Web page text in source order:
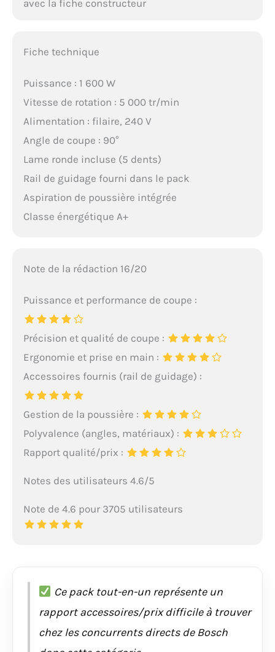
avec la fiche constructeur
Fiche technique
Puissance : 1 600 W
Vitesse de rotation : 5 000 tr/min
Alimentation : filaire, 240 V
Angle de coupe : 90°
Lame ronde incluse (5 dents)
Rail de guidage fourni dans le pack
Aspiration de poussière intégrée
Classe énergétique A+
Note de la rédaction 16/20
Puissance et performance de coupe :
Précision et qualité de coupe :
Ergonomie et prise en main :
Accessoires fournis (rail de guidage) :
Gestion de la poussière :
Polyvalence (angles, matériaux) :
Rapport qualité/prix :
Notes des utilisateurs 4.6/5
Note de 4.6 pour 3705 utilisateurs
Ce pack tout-en-un représente un
rapport accessoires/prix difficile à trouver
chez les concurrents directs de Bosch